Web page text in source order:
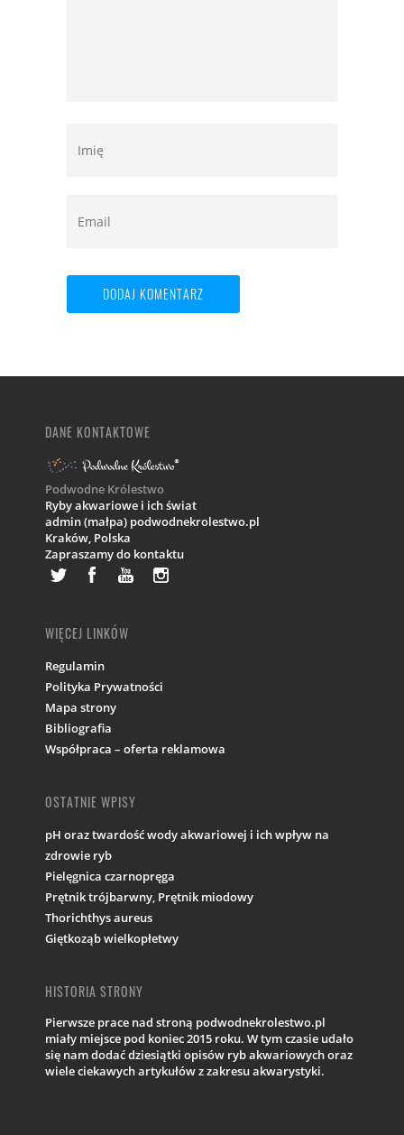
DANE KONTAKTOWE
Podwodne Królestwo
Ryby akwariowe i ich świat
admin (małpa) podwodnekrolestwo.pl
Kraków, Polska
Zapraszamy do kontaktu
WIĘCEJ LINKÓW
Regulamin
Polityka Prywatności
Mapa strony
Bibliografia
Współpraca – oferta reklamowa
OSTATNIE WPISY
pH oraz twardość wody akwariowej i ich wpływ na
zdrowie ryb
Pielęgnica czarnopręga
Prętnik trójbarwny, Prętnik miodowy
Thorichthys aureus
Giętkoząb wielkopłetwy
HISTORIA STRONY
Pierwsze prace nad stroną podwodnekrolestwo.pl
miały miejsce pod koniec 2015 roku. W tym czasie udało
się nam dodać dziesiątki opisów ryb akwariowych oraz
wiele ciekawych artykułów z zakresu akwarystyki.